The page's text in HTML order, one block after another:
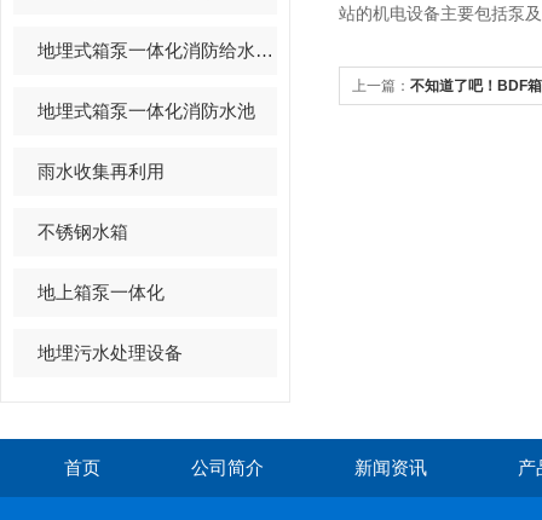
地埋式箱泵一体化消防给水设备
地埋式箱泵一体化消防水池
雨水收集再利用
不锈钢水箱
地上箱泵一体化
地埋污水处理设备
站的机电设备主要包括泵
上一篇： 不知道了吧！BDF
首页 公司简介 新闻资讯 产